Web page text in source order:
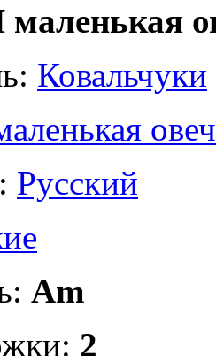
маленькая
Ковальчуки
Русский
Am
2